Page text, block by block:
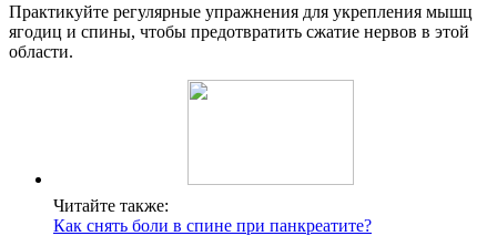
Практикуйте регулярные упражнения для укрепления мышц
ягодиц и спины, чтобы предотвратить сжатие нервов в этой
области.
Читайте также:
Как снять боли в спине при панкреатите?